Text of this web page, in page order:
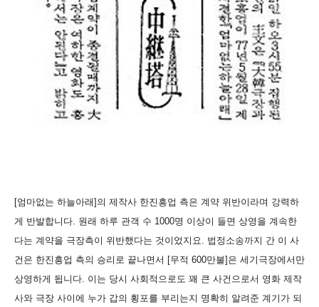
[엄마없는 하늘아래]의 제작사 한진흥업 측은 계약 위반이라며 강력하
게 반발합니다. 원래 하루 관객 수 1000명 이상이 들면 상영을 계속한
다는 계약을 극장측이 위반했다는 것이었지요. 법정소송까지 간 이 사
건은 한진흥업 측의 승리로 끝나면서 [무적 600만불]은 세기극장에서만
상영하게 됩니다. 이는 당시 사회적으로도 꽤 큰 사건으로서 영화 제작
사와 극장 사이에 누가 갑의 횡포를 부리는지 명확히 알려준 계기가 되